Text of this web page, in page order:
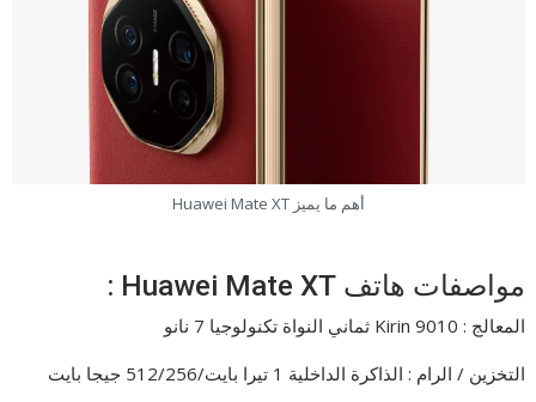
أهم ما يميز Huawei Mate XT
مواصفات هاتف Huawei Mate XT :
المعالج : Kirin 9010 ثماني النواة تكنولوجيا 7 نانو
التخزين / الرام : الذاكرة الداخلية 1 تيرا بايت/512/256 جيجا بايت